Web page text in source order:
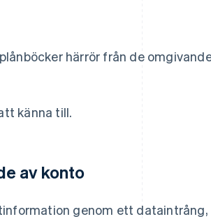
härrör från de
känna till.
av konto
genom ett